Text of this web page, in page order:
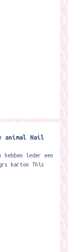
animal Nail
ieder een
karton This